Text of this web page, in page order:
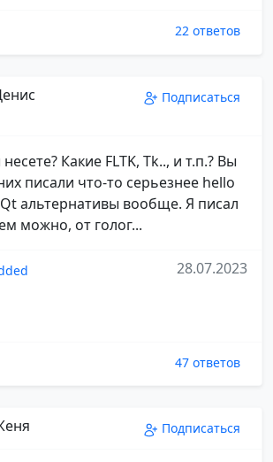
22 ответов
Подписаться
Какие FLTK, Tk.., и т.п.? Вы
писали что-то серьезнее hello
альтернативы вообще. Я писал
можно, от голог...
28.07.2023
47 ответов
Подписаться